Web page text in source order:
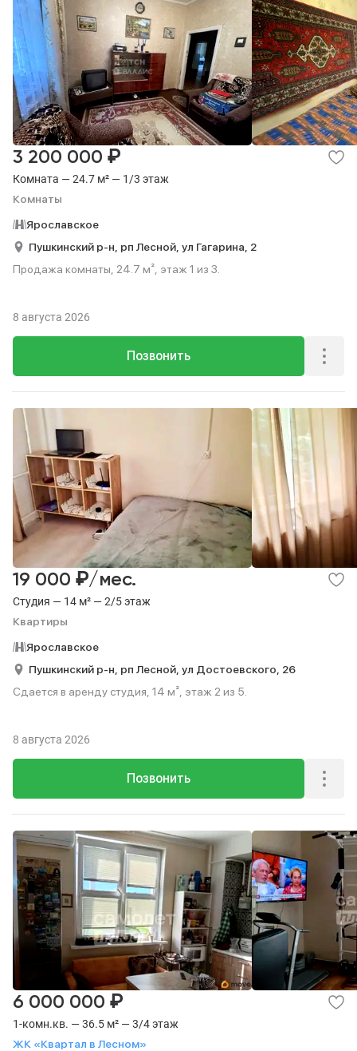
Комната — 24.7 м² — 1/3 этаж
Комнаты
3 200 000 ₽
Ярославское
Пушкинский р-н, рп Лесной, ул Гагарина, 2
Продажа комнаты, 24.7 м², этаж 1 из 3.
Позвонить
8 августа 2026
Студия — 14 м² — 2/5 этаж
Квартиры
19 000 ₽/мес.
Ярославское
Пушкинский р-н, рп Лесной, ул Достоевского, 26
Сдается в аренду студия, 14 м², этаж 2 из 5.
Позвонить
8 августа 2026
1-комн.кв. — 36.5 м² — 3/4 этаж
ЖК «Квартал в Лесном»
6 000 000 ₽